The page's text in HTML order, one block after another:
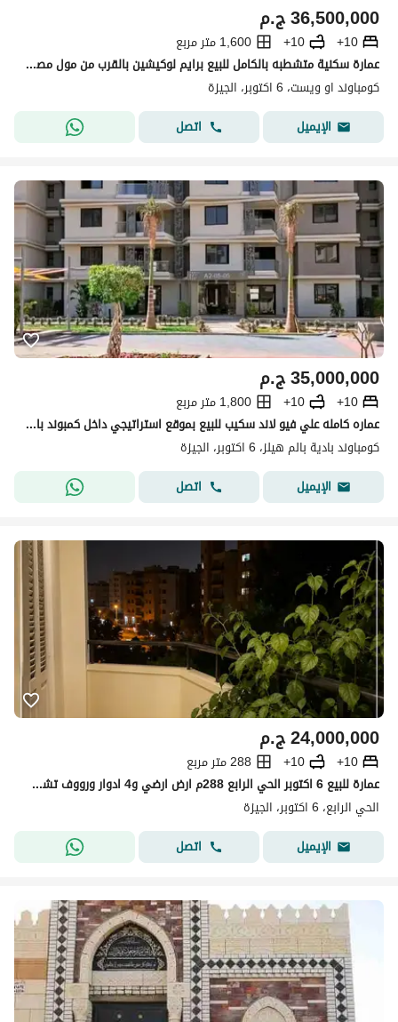
ج.م36,500,000
10+
10+
1,600 متر مربع
عمارة سكنية متشطبه بالكامل للبيع برايم لوكيشين بالقرب من مول مصر داخل كمبوند أو ويست (O West)
كومباوند او ويست، 6 اكتوبر، الجيزة
الإيميل
اتصل
ج.م35,000,000
10+
10+
1,800 متر مربع
عماره كامله علي فيو لاند سكيب للبيع بموقع استراتيجي داخل كمبوند باديه في 6 اكتوبر
كومباوند بادية بالم هيلز، 6 اكتوبر، الجيزة
الإيميل
اتصل
ج.م24,000,000
10+
10+
288 متر مربع
عمارة للبيع 6 اكتوبر الحي الرابع 288م ارض ارضي و4 ادوار ورووف تشطيب كامل مرافق كاملة موقع مميز قرب سنتر علي الدين
الحي الرابع، 6 اكتوبر، الجيزة
الإيميل
اتصل